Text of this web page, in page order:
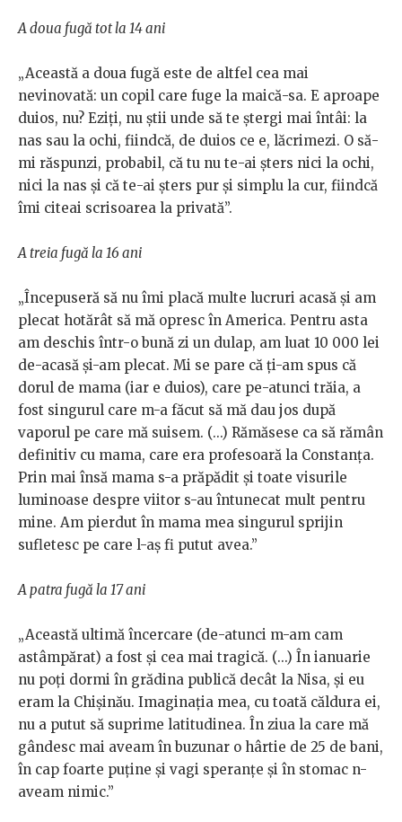
A doua fugă tot la 14 ani
„Această a doua fugă este de altfel cea mai
nevinovată: un copil care fuge la maică-sa. E aproape
duios, nu? Eziți, nu știi unde să te ștergi mai întâi: la
nas sau la ochi, fiindcă, de duios ce e, lăcrimezi. O să-
mi răspunzi, probabil, că tu nu te-ai șters nici la ochi,
nici la nas și că te-ai șters pur și simplu la cur, fiindcă
îmi citeai scrisoarea la privată”.
A treia fugă la 16 ani
„Începuseră să nu îmi placă multe lucruri acasă și am
plecat hotărât să mă opresc în America. Pentru asta
am deschis într-o bună zi un dulap, am luat 10 000 lei
de-acasă și-am plecat. Mi se pare că ți-am spus că
dorul de mama (iar e duios), care pe-atunci trăia, a
fost singurul care m-a făcut să mă dau jos după
vaporul pe care mă suisem. (...) Rămăsese ca să rămân
definitiv cu mama, care era profesoară la Constanța.
Prin mai însă mama s-a prăpădit și toate visurile
luminoase despre viitor s-au întunecat mult pentru
mine. Am pierdut în mama mea singurul sprijin
sufletesc pe care l-aș fi putut avea.”
A patra fugă la 17 ani
„Această ultimă încercare (de-atunci m-am cam
astâmpărat) a fost și cea mai tragică. (...) În ianuarie
nu poți dormi în grădina publică decât la Nisa, și eu
eram la Chișinău. Imaginația mea, cu toată căldura ei,
nu a putut să suprime latitudinea. În ziua la care mă
gândesc mai aveam în buzunar o hârtie de 25 de bani,
în cap foarte puține și vagi speranțe și în stomac n-
aveam nimic.”